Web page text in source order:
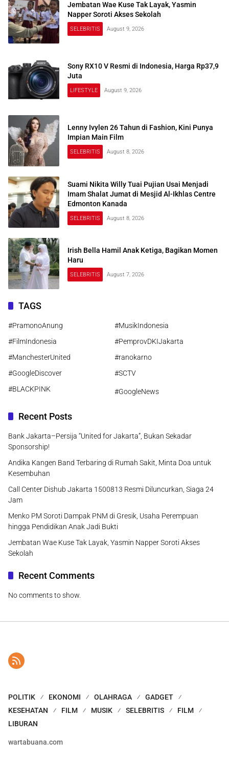
Jembatan Wae Kuse Tak Layak, Yasmin
Napper Soroti Akses Sekolah
SELEBRITIS August 9, 2026
Sony RX10 V Resmi di Indonesia, Harga Rp37,9
Juta
LIFESTYLE August 9, 2026
Lenny Ivylen 26 Tahun di Fashion, Kini Punya
Impian Main Film
SELEBRITIS August 8, 2026
Suami Nikita Willy Tuai Pujian Usai Menjadi
Imam Shalat Jumat di Mesjid Al-Ikhlas Centre
Edmonton Kanada
SELEBRITIS August 8, 2026
Irish Bella Hamil Anak Ketiga, Bagikan Momen
Haru
SELEBRITIS August 7, 2026
TAGS
#PramonoAnung
#MusikIndonesia
#FilmIndonesia
#PemprovDKIJakarta
#ManchesterUnited
#ranokarno
#GoogleDiscover
#SCTV
#BLACKPINK
#GoogleNews
Recent Posts
Bank Jakarta–Persija “United for Jakarta”, Bukan Sekadar
Sponsorship!
Andika Kangen Band Terbaring di Rumah Sakit, Minta Doa untuk
Kesembuhan
Call Center Dishub Jakarta 1500813 Resmi Diluncurkan, Siaga 24
Jam
Menko PM Soroti Dampak PNM di Gresik, Usaha Perempuan
hingga Pendidikan Anak Jadi Bukti
Jembatan Wae Kuse Tak Layak, Yasmin Napper Soroti Akses
Sekolah
Recent Comments
No comments to show.
POLITIK EKONOMI OLAHRAGA
GADGET
KESEHATAN
FILM MUSIK SELEBRITIS
FILM
LIBURAN
wartabuana.com